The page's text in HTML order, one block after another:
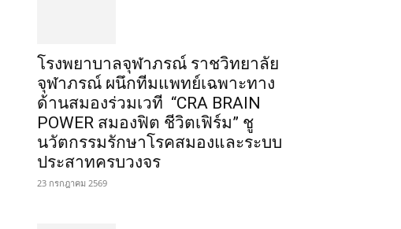
โรงพยาบาลจุฬาภรณ์ ราชวิทยาลัย
จุฬาภรณ์ ผนึกทีมแพทย์เฉพาะทาง
ด้านสมองร่วมเวที “CRA BRAIN
POWER สมองฟิต ชีวิตเฟิร์ม” ชู
นวัตกรรมรักษาโรคสมองและระบบ
ประสาทครบวงจร
23 กรกฎาคม 2569